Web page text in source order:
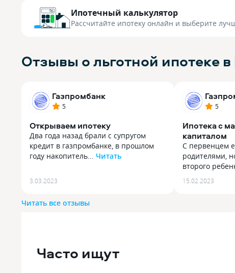
Ипотечный калькулятор
Рассчитайте ипотеку онлайн и выберите
Отзывы о льготной ипотеке
Газпромбанк
5
Открываем ипотеку
Два года назад брали с супругом
кредит в газпромбанке, в прошлом
году накопитель... Читать
кредит в газпромбанке, в прошлом
году накопительные счета открыли.
получился, что и ипотеку сейчас
рассмотрели быстрее других банков,
оформляется все тоже довольно
3.03.2023
5
Ипотека с
капиталом
С первенцем
родителями,
второго
С первенцем
родителями,
15.02.2023
Читать все отзывы
Часто ищут